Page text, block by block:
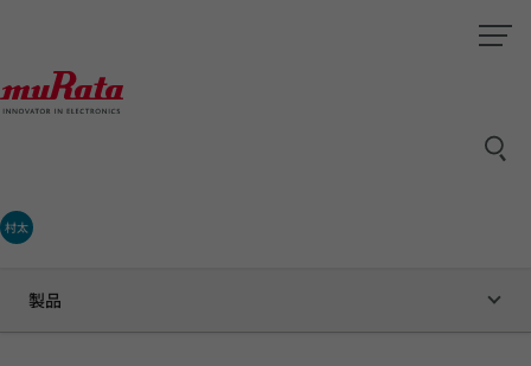
村太
製品